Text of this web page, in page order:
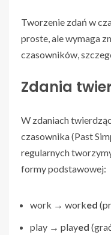
Tworzenie zdań w
proste, ale wymaga
czasowników,
Zdania
W zdaniach
czasownika (Past
regularnych
formy podstawowej:
work → worked
play → played